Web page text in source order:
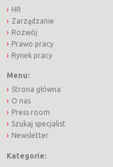
HR
Zarządzanie
Rozwój
Prawo pracy
Rynek pracy
Menu:
Strona główna
O nas
Press room
Szukaj specjalist
Newsletter
Kategorie: